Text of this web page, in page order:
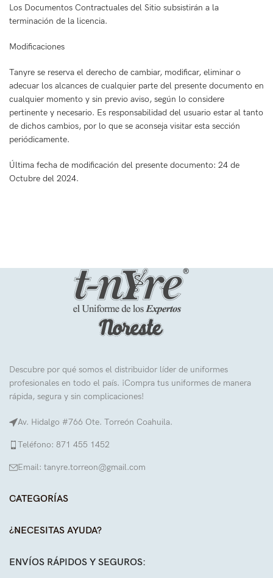
Los Documentos Contractuales del Sitio subsistirán a la
terminación de la licencia.
Modificaciones
Tanyre se reserva el derecho de cambiar, modificar, eliminar o
adecuar los alcances de cualquier parte del presente documento en
cualquier momento y sin previo aviso, según lo considere
pertinente y necesario. Es responsabilidad del usuario estar al tanto
de dichos cambios, por lo que se aconseja visitar esta sección
periódicamente.
Última fecha de modificación del presente documento: 24 de
Octubre del 2024.
Descubre por qué somos el distribuidor líder de uniformes
profesionales en todo el país. ¡Compra tus uniformes de manera
rápida, segura y sin complicaciones!
Av. Hidalgo #766 Ote. Torreón Coahuila.
Teléfono: 871 455 1452
Email: tanyre.torreon@gmail.com
CATEGORÍAS
¿NECESITAS AYUDA?
ENVÍOS RÁPIDOS Y SEGUROS: